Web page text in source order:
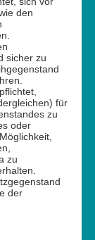
den
sicher zu
für
zu
oder
zu
der